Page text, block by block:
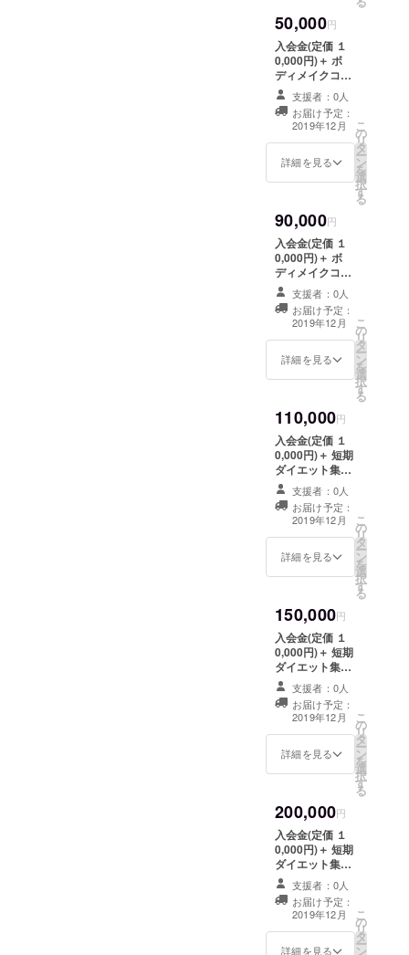
50,000円
入会金(定価 １
0,000円)＋ ボ
ディメイクコー
ス全８回（定価
49,000円）
支援者：0人
お届け予定：
2019年12月
詳細を見る
こ
の
リ
タ
ー
ン
を
選
択
す
る
90,000円
入会金(定価 １
0,000円)＋ ボ
ディメイクコー
ス全16回（定価
89,000円）
支援者：0人
お届け予定：
2019年12月
詳細を見る
こ
の
リ
タ
ー
ン
を
選
択
す
る
110,000円
入会金(定価 １
0,000円)＋ 短期
ダイエット集中
コース全8回（定
価120,000円）
支援者：0人
お届け予定：
2019年12月
詳細を見る
こ
の
リ
タ
ー
ン
を
選
択
す
る
150,000円
入会金(定価 １
0,000円)＋ 短期
ダイエット集中
コース全16回
（定価210,000
円）
支援者：0人
お届け予定：
2019年12月
詳細を見る
こ
の
リ
タ
ー
ン
を
選
択
す
る
200,000円
入会金(定価 １
0,000円)＋ 短期
ダイエット集中
コース全32回
（定価352,000
円）
支援者：0人
お届け予定：
2019年12月
詳細を見る
こ
の
リ
タ
ー
ン